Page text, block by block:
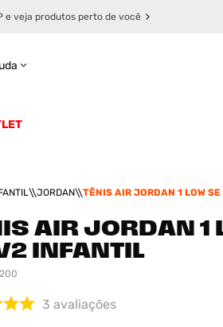
e veja produtos perto de você
JORDAN TÊNIS AIR JORDAN 1 LOW
AIR JORDAN 1
INFANTIL
3 avaliações